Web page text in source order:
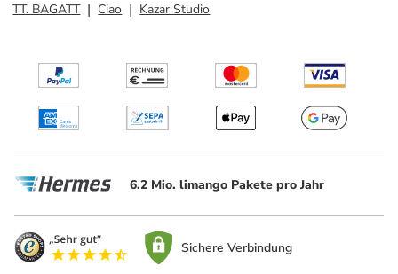
TT. BAGATT
Ciao Kazar Studio
6.2 Mio. limango Pakete pro Jahr
Sichere Verbindung